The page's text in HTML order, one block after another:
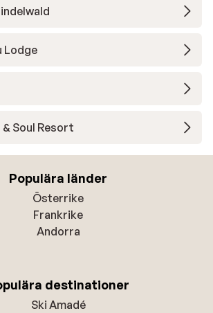
Lodge
Soul Resort
Populära länder
Österrike
Frankrike
Andorra
destinationer
Ski Amadé